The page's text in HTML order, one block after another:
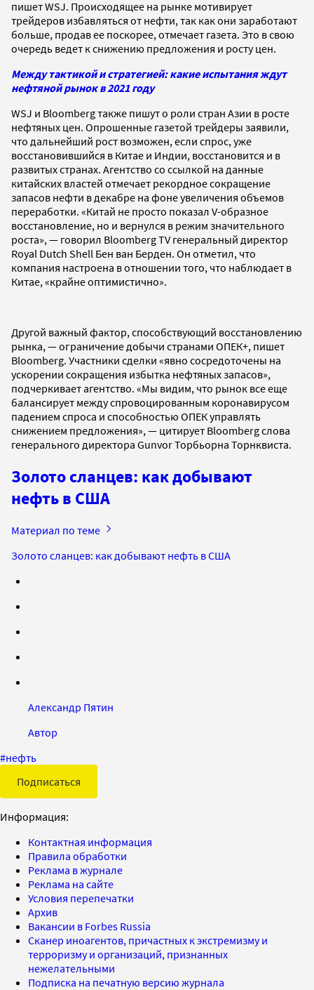
пишет WSJ. Происходящее на рынке мотивирует
трейдеров избавляться от нефти, так как они заработают
больше, продав ее поскорее, отмечает газета. Это в свою
очередь ведет к снижению предложения и росту цен.
Между тактикой и стратегией: какие испытания ждут
нефтяной рынок в 2021 году
WSJ и Bloomberg также пишут о роли стран Азии в росте
нефтяных цен. Опрошенные газетой трейдеры заявили,
что дальнейший рост возможен, если спрос, уже
восстановившийся в Китае и Индии, восстановится и в
развитых странах. Агентство со ссылкой на данные
китайских властей отмечает рекордное сокращение
запасов нефти в декабре на фоне увеличения объемов
переработки. «Китай не просто показал V-образное
восстановление, но и вернулся в режим значительного
роста», — говорил Bloomberg TV генеральный директор
Royal Dutch Shell Бен ван Берден. Он отметил, что
компания настроена в отношении того, что наблюдает в
Китае, «крайне оптимистично».
Другой важный фактор, способствующий восстановлению
рынка, — ограничение добычи странами ОПЕК+, пишет
Bloomberg. Участники сделки «явно сосредоточены на
ускорении сокращения избытка нефтяных запасов»,
подчеркивает агентство. «Мы видим, что рынок все еще
балансирует между спровоцированным коронавирусом
падением спроса и способностью ОПЕК управлять
снижением предложения», — цитирует Bloomberg слова
генерального директора Gunvor Торбьорна Торнквиста.
Золото сланцев: как добывают
нефть в США
Материал по теме
Золото сланцев: как добывают нефть в США
Александр Пятин
Автор
#нефть
Подписаться
Информация:
Контактная информация
Правила обработки
Реклама в журнале
Реклама на сайте
Условия перепечатки
Архив
Вакансии в Forbes Russia
Сканер иноагентов, причастных к экстремизму и
терроризму и организаций, признанных
нежелательными
Подписка на печатную версию журнала